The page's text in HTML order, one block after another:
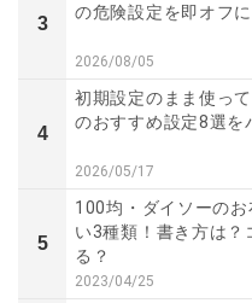
3
の危険設定を即オフに
2026/08/05
4
初期設定のまま使っ
のおすすめ設定8選を
2026/05/17
5
100均・ダイソーの
い3種類！書き方は？
る？
2023/04/25